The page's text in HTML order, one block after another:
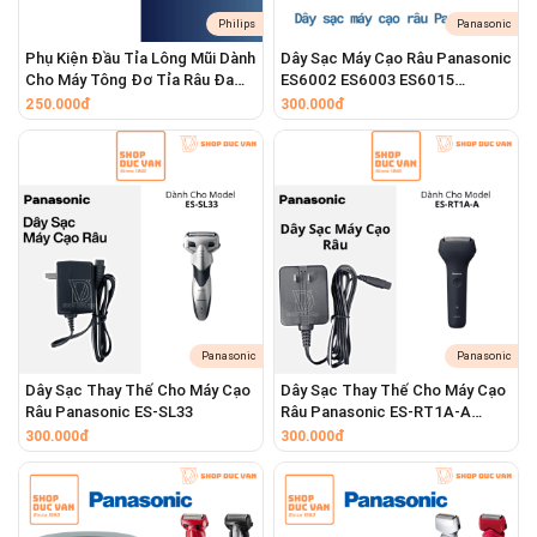
ES-LV5B-ER ES-CLV5E
ES-
ES-CLV5T
Và các mẫu 5 lưỡi khác có cùng thiết kế đầu
cạo.
Philips
Phụ Kiện Đầu Tỉa Lông Mũi Dành
Cho Máy Tông Đơ Tỉa Râu Đa
Năng Philips Multigroom Series
5000 MG5910 MG5730 MG5720
250.000đ
Panasonic
Dây Sạc Máy Cạo Râu Panasonic
ES6002 ES6003 ES6015
ES6016 ES7047 ES7036
ES7038
300.000đ
Panasonic
Dây Sạc Thay Thế Cho Máy Cạo
Râu Panasonic ES-SL33
300.000đ
Panasonic
Dây Sạc Thay Thế Cho Máy Cạo
Râu Panasonic ES-RT1A-A
Adapter Sạc Chất Lượng Cao
300.000đ